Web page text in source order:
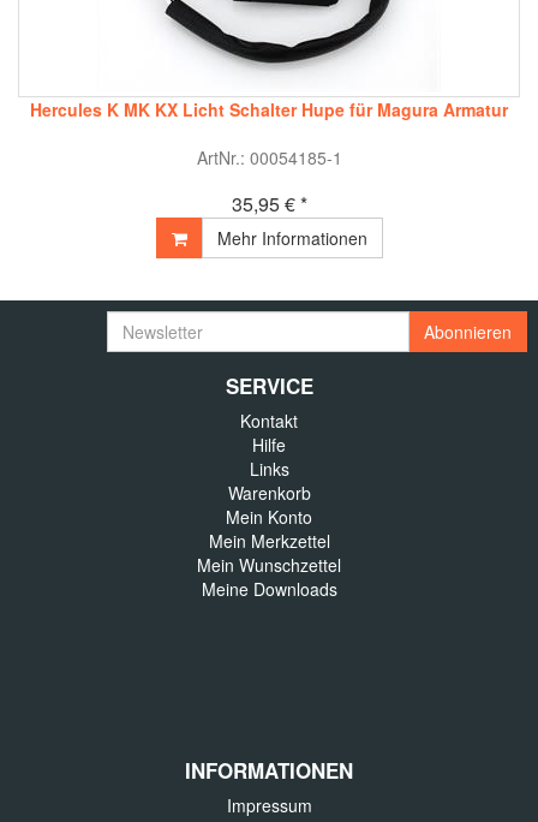
Hercules K MK KX Licht Schalter Hupe für Magura Armatur
ArtNr.: 00054185-1
35,95 € *
Mehr Informationen
Newsletter Abonnieren
SERVICE
Kontakt
Hilfe
Links
Warenkorb
Mein Konto
Mein Merkzettel
Mein Wunschzettel
Meine Downloads
INFORMATIONEN
Impressum